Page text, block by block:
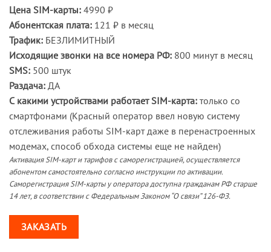
Цена SIM-карты: 4990 ₽
Абонентская плата: 121 ₽ в месяц
Трафик: БЕЗЛИМИТНЫЙ
Исходящие звонки на все номера РФ: 800 минут в месяц
SMS: 500 штук
Раздача: ДА
С какими устройствами работает SIM-карта: только со
смартфонами (Красный оператор ввел новую систему
отслеживания работы SIM-карт даже в перенастроенных
модемах, способ обхода системы еще не найден)
Активация SIM-карт и тарифов с саморегистрацией, осуществляется
абонентом самостоятельно согласно инструкции по активации.
Саморегистрация SIM-карты у оператора доступна гражданам РФ старше
14 лет, в соответствии с Федеральным Законом “О связи” 126-ФЗ.
ЗАКАЗАТЬ